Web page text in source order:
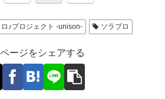
ロ♪プロジェクト -unison- ソラプロ
ージをシェアする